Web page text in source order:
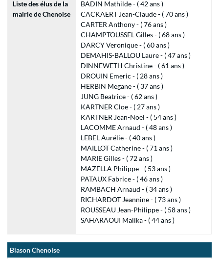
Liste des élus de la
mairie de Chenoise
BADIN Mathilde - ( 42 ans )
CACKAERT Jean-Claude - ( 70 ans )
CARTER Anthony - ( 76 ans )
CHAMPTOUSSEL Gilles - ( 68 ans )
DARCY Veronique - ( 60 ans )
DEMAHIS-BALLOU Laure - ( 47 ans )
DINNEWETH Christine - ( 61 ans )
DROUIN Emeric - ( 28 ans )
HERBIN Megane - ( 37 ans )
JUNG Beatrice - ( 62 ans )
KARTNER Cloe - ( 27 ans )
KARTNER Jean-Noel - ( 54 ans )
LACOMME Arnaud - ( 48 ans )
LEBEL Aurélie - ( 40 ans )
MAILLOT Catherine - ( 71 ans )
MARIE Gilles - ( 72 ans )
MAZELLA Philippe - ( 53 ans )
PATAUX Fabrice - ( 46 ans )
RAMBACH Arnaud - ( 34 ans )
RICHARDOT Jeannine - ( 73 ans )
ROUSSEAU Jean-Philippe - ( 58 ans )
SAHARAOUI Malika - ( 44 ans )
Blason Chenoise